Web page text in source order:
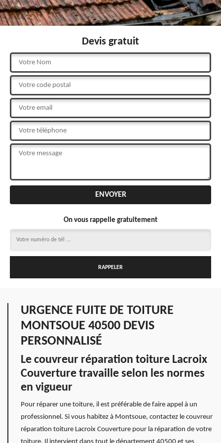
Devis gratuit
On vous rappelle gratuitement
URGENCE FUITE DE TOITURE
MONTSOUE 40500 DEVIS
PERSONNALISÉ
Le couvreur réparation toiture Lacroix
Couverture travaille selon les normes
en vigueur
Pour réparer une toiture, il est préférable de faire appel à un
professionnel. Si vous habitez à Montsoue, contactez le couvreur
réparation toiture Lacroix Couverture pour la réparation de votre